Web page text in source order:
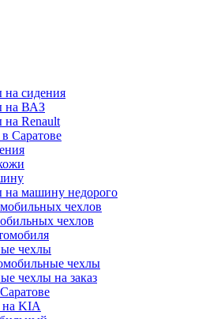
на сидения
на ВАЗ
на Renault
Саратове
на машину недорого
чехлов
чехлов
чехлы
чехлы
чехлы на заказ
на KIA